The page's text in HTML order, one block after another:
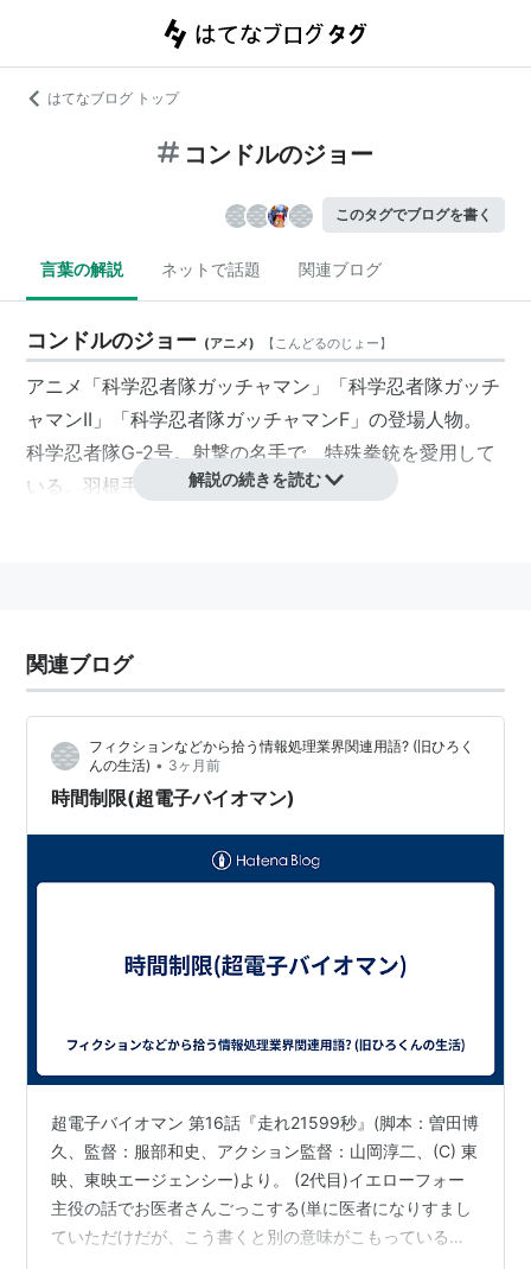
はてなブログ トップ
コンドルのジョー
このタグでブログを書く
言葉の解説 ネットで話題 関連ブログ
コンドルのジョー (アニメ) 【こんどるのじょー】
アニメ「科学忍者隊ガッチャマン」「科学忍者隊ガッチ
ャマンII」「科学忍者隊ガッチャマンF」の登場人物。
科学忍者隊G-2号。射撃の名手で、特殊拳銃を愛用して
いる。羽根手裏剣の名手でもある。
解説の続きを読む
関連ブログ
フィクションなどから拾う情報処理業界関連用語? (旧ひろく
んの生活) • 3ヶ月前
時間制限(超電子バイオマン)
超電子バイオマン 第16話『走れ21599秒』(脚本：曽田博
久、監督：服部和史、アクション監督：山岡淳二、(C) 東
映、東映エージェンシー)より。 (2代目)イエローフォー
主役の話でお医者さんごっこする(単に医者になりすまし
ていただけだが、こう書くと別の意味がこもっているよ